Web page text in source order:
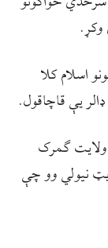
وکړ.
اسلام کلا
یې قاچاقول.
ولایت ګمرک
نایټریټ نیولي وو چې